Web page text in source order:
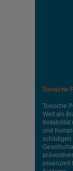
Toxische
Toxische
Welt als
und
schädigen
essenziell